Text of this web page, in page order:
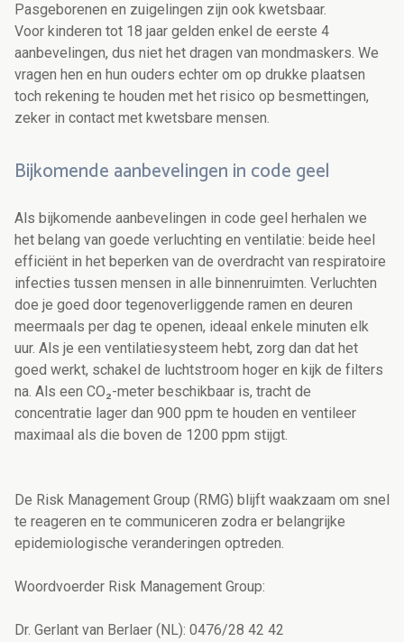
Pasgeborenen en zuigelingen zijn ook kwetsbaar.
Voor kinderen tot 18 jaar gelden enkel de eerste 4
aanbevelingen, dus niet het dragen van mondmaskers. We
vragen hen en hun ouders echter om op drukke plaatsen
toch rekening te houden met het risico op besmettingen,
zeker in contact met kwetsbare mensen.
Bijkomende aanbevelingen in code geel
Als bijkomende aanbevelingen in code geel herhalen we
het belang van goede verluchting en ventilatie: beide heel
efficiënt in het beperken van de overdracht van respiratoire
infecties tussen mensen in alle binnenruimten. Verluchten
doe je goed door tegenoverliggende ramen en deuren
meermaals per dag te openen, ideaal enkele minuten elk
uur. Als je een ventilatiesysteem hebt, zorg dan dat het
goed werkt, schakel de luchtstroom hoger en kijk de filters
na. Als een CO₂-meter beschikbaar is, tracht de
concentratie lager dan 900 ppm te houden en ventileer
maximaal als die boven de 1200 ppm stijgt.
De Risk Management Group (RMG) blijft waakzaam om snel
te reageren en te communiceren zodra er belangrijke
epidemiologische veranderingen optreden.
Woordvoerder Risk Management Group:
Dr. Gerlant van Berlaer (NL): 0476/28 42 42